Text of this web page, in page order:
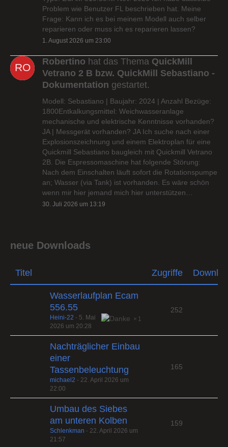
Problem wie Benutzer FL beschrieben hat. Meine
Frage: Kann ich es bei meinem Modell auch selber
reparieren oder muss ich es reparieren lassen?
1. August 2026 um 23:00
Robertino hat das Thema QuickMill
Vetrano 2 B bzw. QuickMill Sebastiano -
Dokumentation gestartet.
Modell: Sebastiano | Baujahr: 2024 | Anzahl Bezüge:
1800Entkalkungsmittel: Weichwasseranlage
mechanische und elektrische Kenntnisse vorhanden?
JA | Messgerät vorhanden? JA Ich suche nach einer
Explosionszeichnung und einem Elektroplan für eine
Quickmill Sebastiano baugleich mit Quickmill Vetrano
2B. Die Espressomaschine hat folgende Störung:
Nach dem Einschalten läuft sofort die Rotationspumpe
an; Wasser (via Tank) ist vorhanden. Es wäre schön
wenn mir hier jemand mich hier unterstützen…
30. Juli 2026 um 13:19
neue Downloads
Titel Zugriffe
Wasserlaufplan Ecam
556.55
1
Heini-22 - 5. Mai
2026 um 20:28
252
Nachträglicher Einbau
einer
Tassenbeleuchtung
michael2 - 22. April 2026 um
22:00
165
Umbau des Siebes
am unteren Kolben
Schlenkman - 22. April 2026 um
21:57
159